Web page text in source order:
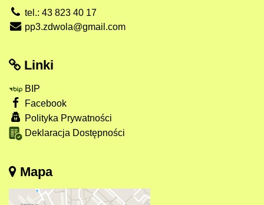
tel.: 43 823 40 17
pp3.zdwola@gmail.com
Linki
BIP
Facebook
Polityka Prywatności
Deklaracja Dostępności
Mapa